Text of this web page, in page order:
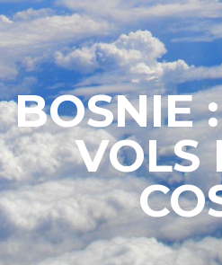
BOSNIE
VOLS